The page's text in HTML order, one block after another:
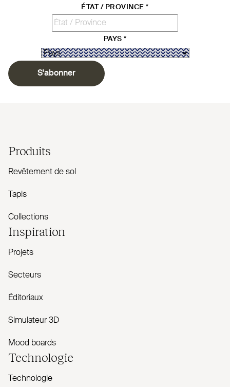
ÉTAT / PROVINCE*
PAYS *
S'abonner
Produits
Revêtement de sol
Tapis
Collections
Inspiration
Projets
Secteurs
Éditoriaux
Simulateur 3D
Mood boards
Technologie
Technologie